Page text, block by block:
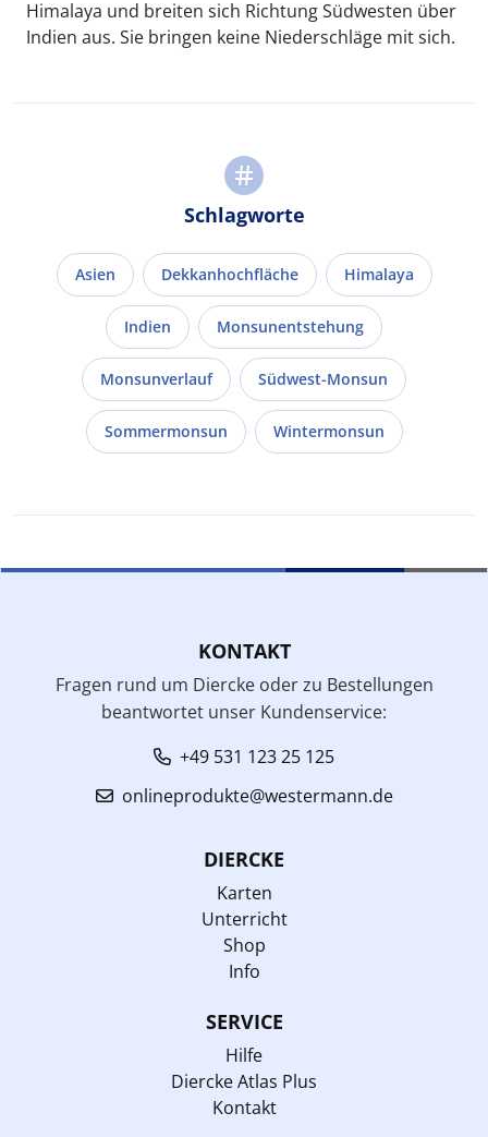
Himalaya und breiten sich Richtung Südwesten über
Indien aus. Sie bringen keine Niederschläge mit sich.
Schlagworte
Asien Dekkanhochfläche Himalaya
Indien Monsunentstehung
Monsunverlauf Südwest-Monsun
Sommermonsun Wintermonsun
KONTAKT
Fragen rund um Diercke oder zu Bestellungen
beantwortet unser Kundenservice:
+49 531 123 25 125
onlineprodukte@westermann.de
DIERCKE
Karten
Unterricht
Shop
Info
SERVICE
Hilfe
Diercke Atlas Plus
Kontakt